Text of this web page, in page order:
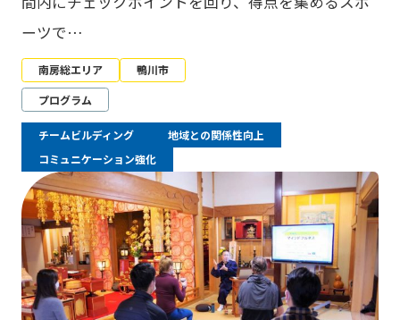
ーツで…
南房総エリア
鴨川市
プログラム
チームビルディング
地域との関係性向上
コミュニケーション強化